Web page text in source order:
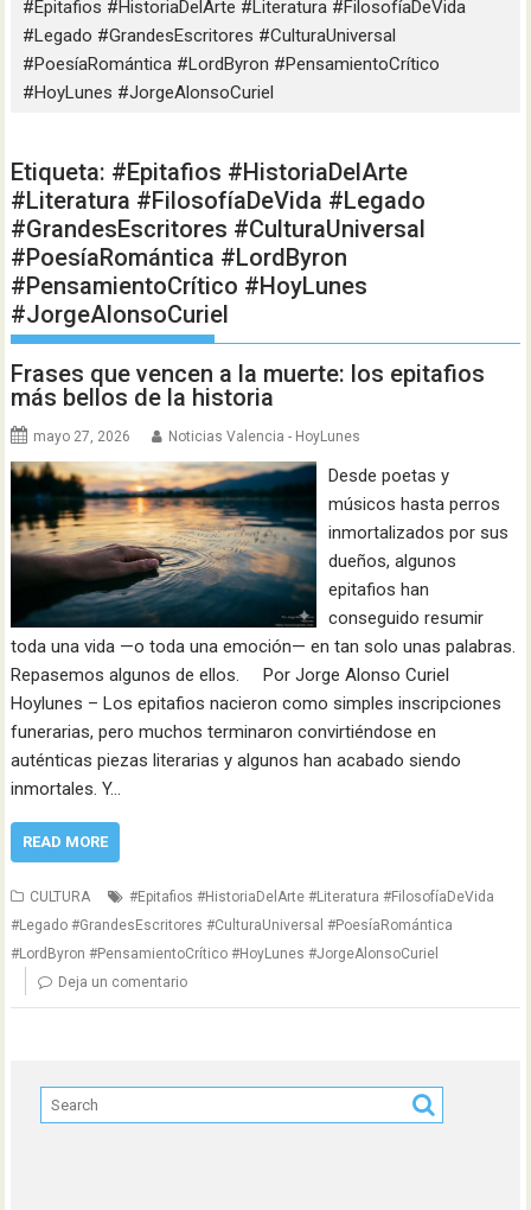
#Epitafios #HistoriaDelArte #Literatura #FilosofíaDeVida
#Legado #GrandesEscritores #CulturaUniversal
#PoesíaRomántica #LordByron #PensamientoCrítico
#HoyLunes #JorgeAlonsoCuriel
Etiqueta: #Epitafios #HistoriaDelArte
#Literatura #FilosofíaDeVida #Legado
#GrandesEscritores #CulturaUniversal
#PoesíaRomántica #LordByron
#PensamientoCrítico #HoyLunes
#JorgeAlonsoCuriel
Frases que vencen a la muerte: los epitafios
más bellos de la historia
mayo 27, 2026 Noticias Valencia - HoyLunes
Desde poetas y
músicos hasta perros
inmortalizados por sus
dueños, algunos
epitafios han
conseguido resumir
toda una vida —o toda una emoción— en tan solo unas palabras.
Repasemos algunos de ellos. Por Jorge Alonso Curiel
Hoylunes – Los epitafios nacieron como simples inscripciones
funerarias, pero muchos terminaron convirtiéndose en
auténticas piezas literarias y algunos han acabado siendo
inmortales. Y…
READ MORE
CULTURA
#Epitafios #HistoriaDelArte #Literatura #FilosofíaDeVida
#Legado #GrandesEscritores #CulturaUniversal #PoesíaRomántica
#LordByron #PensamientoCrítico #HoyLunes #JorgeAlonsoCuriel
Deja un comentario